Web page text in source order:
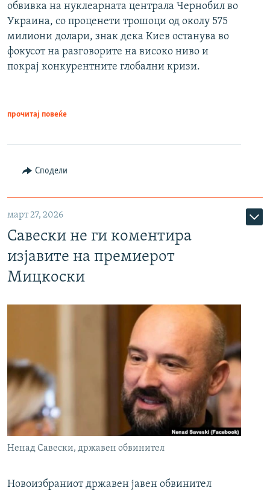
обвивка на нуклеарната централа Чернобил во
Украина, со проценети трошоци од околу 575
милиони долари, знак дека Киев останува во
фокусот на разговорите на високо ниво и
покрај конкурентните глобални кризи.
прочитај повеќе
Сподели
март 27, 2026
Савески не ги коментира
изјавите на премиерот
Мицкоски
Ненад Савески, државен обвинител
Новоизбраниот државен јавен обвинител